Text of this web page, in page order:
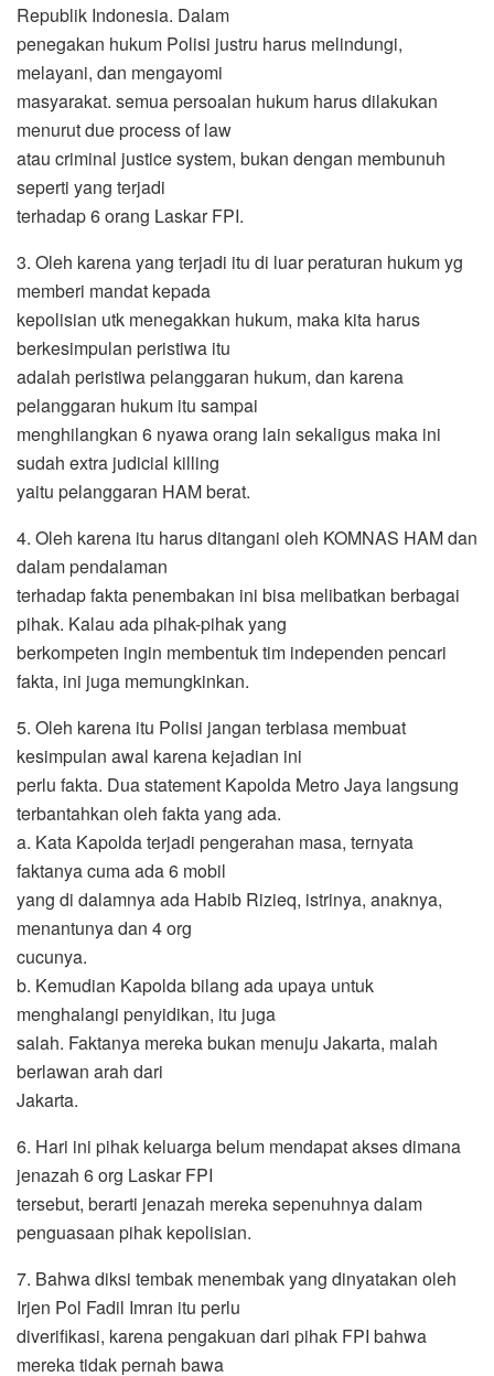
Republik Indonesia. Dalam
penegakan hukum Polisi justru harus melindungi,
melayani, dan mengayomi
masyarakat. semua persoalan hukum harus dilakukan
menurut due process of law
atau criminal justice system, bukan dengan membunuh
seperti yang terjadi
terhadap 6 orang Laskar FPI.
3. Oleh karena yang terjadi itu di luar peraturan hukum yg
memberi mandat kepada
kepolisian utk menegakkan hukum, maka kita harus
berkesimpulan peristiwa itu
adalah peristiwa pelanggaran hukum, dan karena
pelanggaran hukum itu sampai
menghilangkan 6 nyawa orang lain sekaligus maka ini
sudah extra judicial killing
yaitu pelanggaran HAM berat.
4. Oleh karena itu harus ditangani oleh KOMNAS HAM dan
dalam pendalaman
terhadap fakta penembakan ini bisa melibatkan berbagai
pihak. Kalau ada pihak-pihak yang
berkompeten ingin membentuk tim independen pencari
fakta, ini juga memungkinkan.
5. Oleh karena itu Polisi jangan terbiasa membuat
kesimpulan awal karena kejadian ini
perlu fakta. Dua statement Kapolda Metro Jaya langsung
terbantahkan oleh fakta yang ada.
a. Kata Kapolda terjadi pengerahan masa, ternyata
faktanya cuma ada 6 mobil
yang di dalamnya ada Habib Rizieq, istrinya, anaknya,
menantunya dan 4 org
cucunya.
b. Kemudian Kapolda bilang ada upaya untuk
menghalangi penyidikan, itu juga
salah. Faktanya mereka bukan menuju Jakarta, malah
berlawan arah dari
Jakarta.
6. Hari ini pihak keluarga belum mendapat akses dimana
jenazah 6 org Laskar FPI
tersebut, berarti jenazah mereka sepenuhnya dalam
penguasaan pihak kepolisian.
7. Bahwa diksi tembak menembak yang dinyatakan oleh
Irjen Pol Fadil Imran itu perlu
diverifikasi, karena pengakuan dari pihak FPI bahwa
mereka tidak pernah bawa